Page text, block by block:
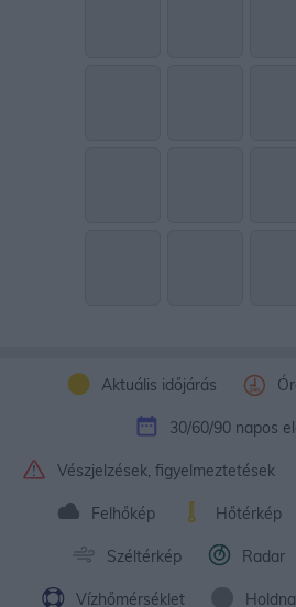
Aktuális időjárás
30/60/90 napos
Vészjelzések, figyelmeztetések
Felhőkép Hőtérkép
Széltérkép Radar
Vízhőmérséklet